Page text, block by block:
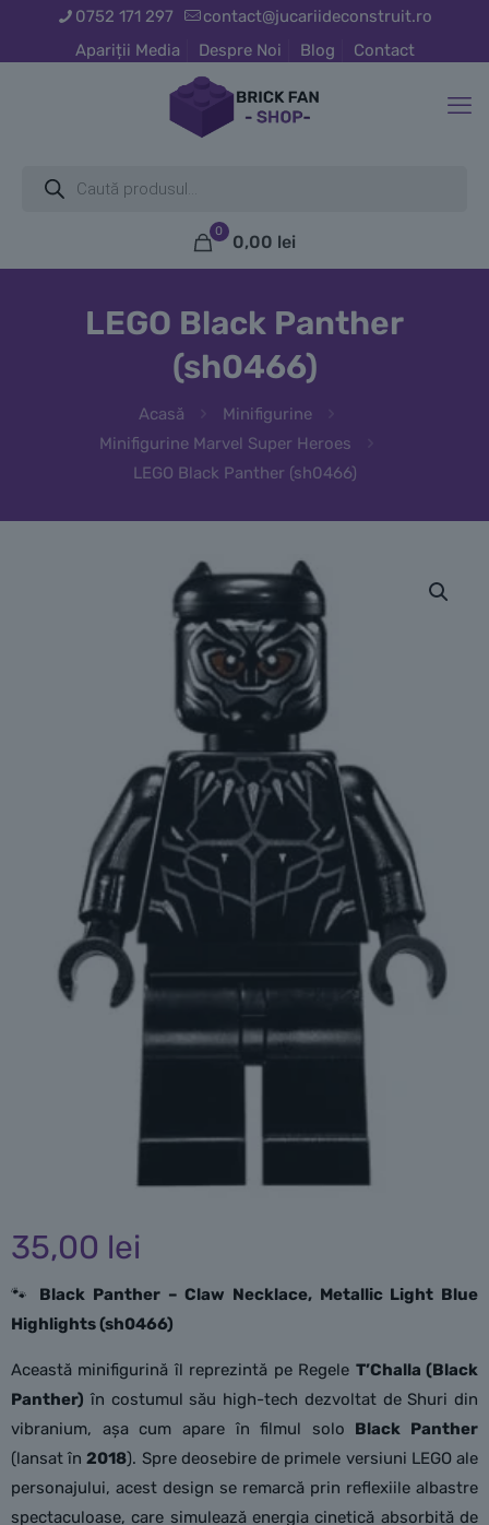
0752 171 297
contact@jucariideconstruit.ro
Apariții Media
Despre Noi Blog Contact
search
0
0,00 lei
LEGO Black Panther
(sh0466)
Acasă
Minifigurine
Minifigurine Marvel Super Heroes
LEGO Black Panther (sh0466)
35,00 lei
🐾 Black Panther – Claw Necklace, Metallic Light Blue
Highlights (sh0466)
Această minifigurină îl reprezintă pe Regele T’Challa (Black
Panther) în costumul său high-tech dezvoltat de Shuri din
vibranium, așa cum apare în filmul solo Black Panther
(lansat în2018). Spre deosebire de primele versiuni LEGO ale
personajului, acest design se remarcă prin reflexiile albastre
spectaculoase, care simulează energia cinetică absorbită de